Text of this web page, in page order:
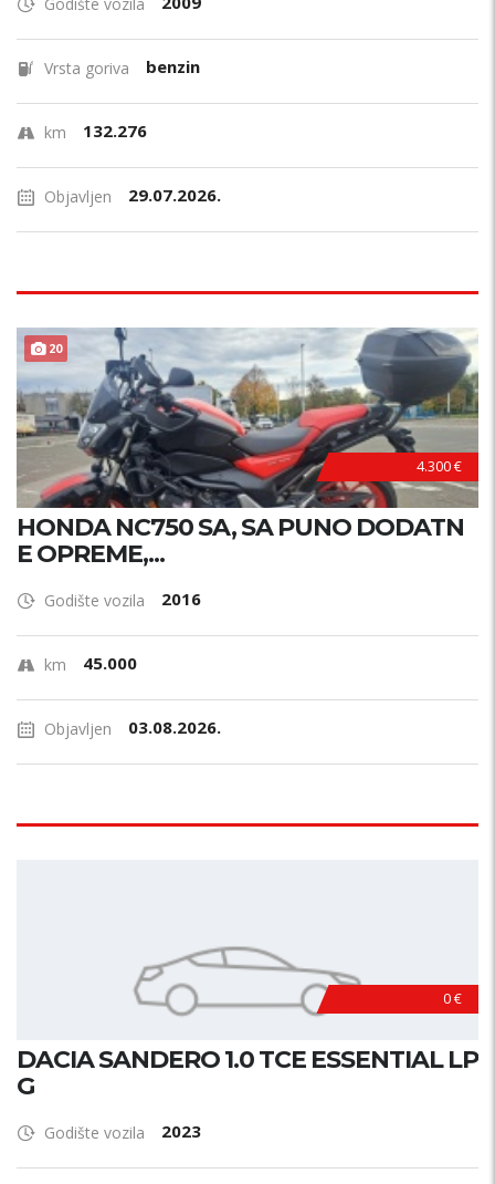
Vrsta goriva benzin
km 132.276
Objavljen 29.07.2026.
20
4.300 €
HONDA NC750 SA, SA PUNO DODATN
E OPREME,...
Godište vozila 2016
km 45.000
Objavljen 03.08.2026.
0 €
DACIA SANDERO 1.0 TCE ESSENTIAL LP
G
Godište vozila 2023